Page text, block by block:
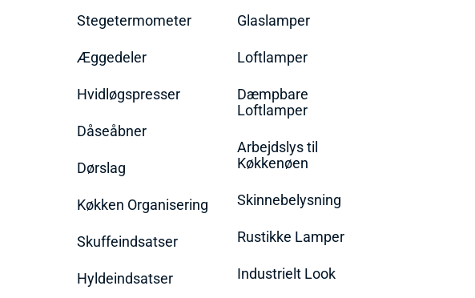
Stegetermometer
Æggedeler
Hvidløgspresser
Dåseåbner
Dørslag
Køkken Organisering
Skuffeindsatser
Hyldeindsatser
Glaslamper
Loftlamper
Dæmpbare
Loftlamper
Arbejdslys til
Køkkenøen
Skinnebelysning
Rustikke Lamper
Industrielt Look